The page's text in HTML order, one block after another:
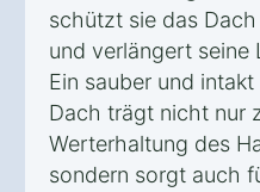
schützt sie das
und verlängert seine
Ein sauber und
Dach trägt nicht nur
Werterhaltung des
sondern sorgt auch